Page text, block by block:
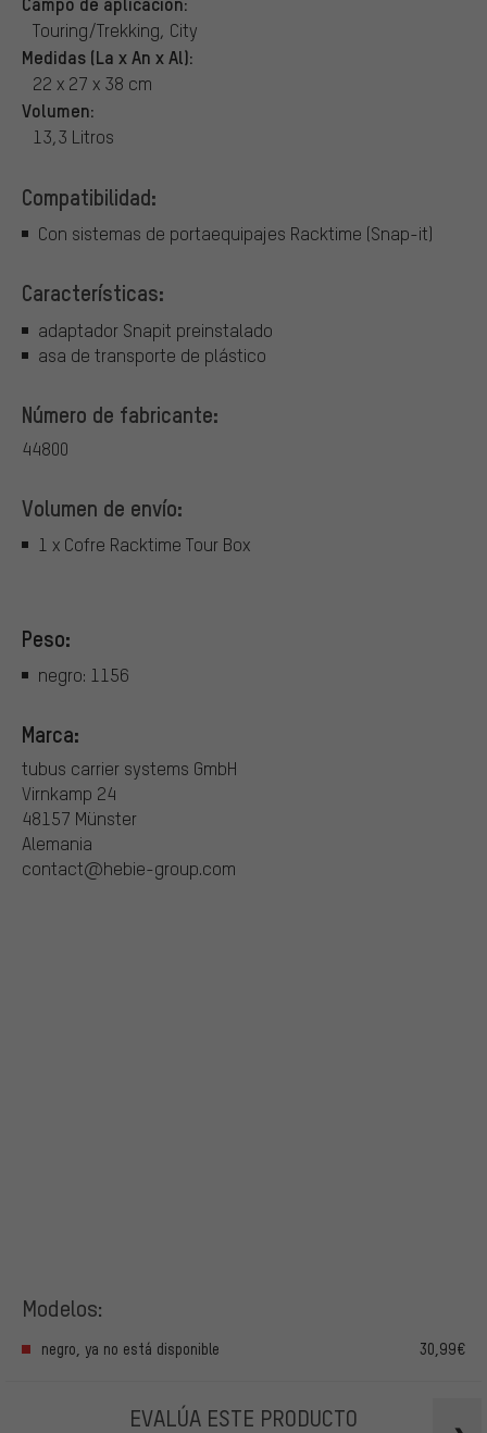
Touring/Trekking, City
Medidas (La x An x Al):
22 x 27 x 38 cm
Volumen:
13,3 Litros
Compatibilidad:
Con sistemas de portaequipajes Racktime (Snap-it)
Características:
adaptador Snapit preinstalado
asa de transporte de plástico
Número de fabricante:
44800
Volumen de envío:
1 x Cofre Racktime Tour Box
Peso:
negro: 1156
Marca:
tubus carrier systems GmbH
Virnkamp 24
48157 Münster
Alemania
contact@hebie-group.com
Modelos:
negro, ya no está disponible 30,99€
EVALÚA ESTE PRODUCTO